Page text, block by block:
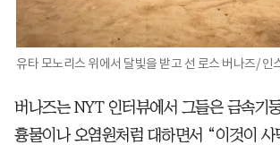
유타 모노리스 위에서 달빛을 받고 선 로스 버나즈/ 인
버나즈는 NYT 인터뷰에서 그들은 금속기
흉물이나 오염원처럼 대하면서 “이것이 사